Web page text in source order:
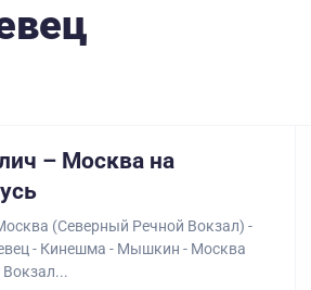
– Москва на
(Северный Речной Вокзал) -
- Кинешма - Мышкин - Москва